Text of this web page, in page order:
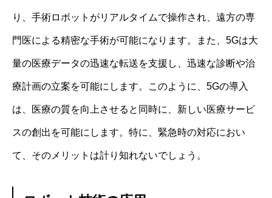
り、手術ロボットがリアルタイムで操作され、遠方の専
門医による精密な手術が可能になります。また、5Gは大
量の医療データの迅速な転送を支援し、迅速な診断や治
療計画の立案を可能にします。このように、5Gの導入
は、医療の質を向上させると同時に、新しい医療サービ
スの創出を可能にします。特に、緊急時の対応におい
て、そのメリットは計り知れないでしょう。